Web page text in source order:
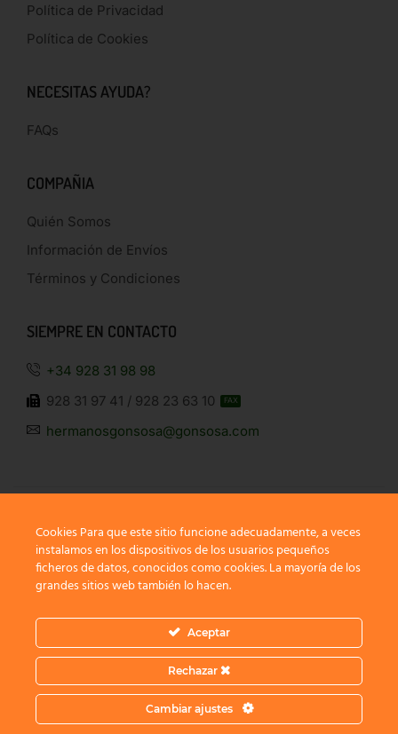
Política de Privacidad
Política de Cookies
NECESITAS AYUDA?
FAQs
COMPAÑIA
Quién Somos
Información de Envíos
Términos y Condiciones
SIEMPRE EN CONTACTO
+34 928 31 98 98
928 31 97 41 / 928 23 63 10
FAX
hermanosgonsosa@gonsosa.com
SÍGUENOS
Copyright © 2022XStore Theme. Created by 8theme –
Premium WordPress WooCommerce Themes.
Cookies Para que este sitio funcione adecuadamente, a veces
instalamos en los dispositivos de los usuarios pequeños
ficheros de datos, conocidos como cookies. La mayoría de los
grandes sitios web también lo hacen.
Aceptar
Rechazar
Cambiar ajustes